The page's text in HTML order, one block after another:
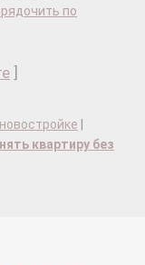
по
квартиру без